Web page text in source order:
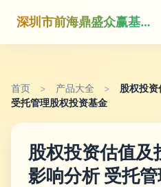
深圳市前海鼎盛众赢基金管理有限公司
首页 > 产品大全 >
股权投
受托管理股权投资基金
股权投资估值及
影响分析 受托